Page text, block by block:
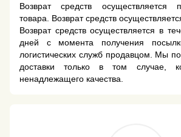
Возврат средств осуществляется
товара. Возврат средств
Возврат средств осуществляется в
дней с момента получения
логистических служб продавцом. Мы
доставки только в том случае,
ненадлежащего качества.